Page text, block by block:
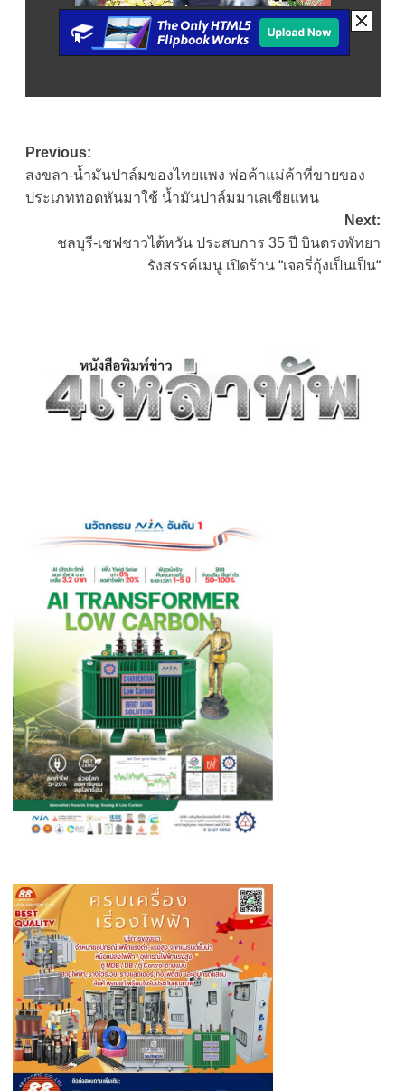
Post
navigation
Previous:
สงขลา-น้ำมันปาล์มของไทยแพง พ่อค้าแม่ค้าที่ขายของ
ประเภททอดหันมาใช้ น้ำมันปาล์มมาเลเซียแทน
Next:
ชลบุรี-เชฟชาวไต้หวัน ประสบการ 35 ปี บินตรงพัทยา
รังสรรค์เมนู เปิดร้าน “เจอรี่กุ้งเป็นเป็น“